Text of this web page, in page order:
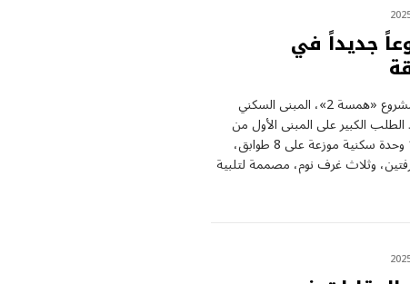
جديداً في
أطلقت «ألف» للتطوير العقاري مشروع «همسة 2»، المبنى السكني
الكبير على المبنى الأول من
المشروع. ويضم «همسة 2» 150 وحدة سكنية موزعة على 8 طوابق،
وثلاث غرف نوم، مصممة لتلبية